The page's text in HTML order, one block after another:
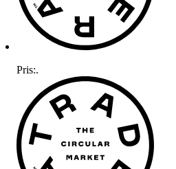
Pris:.